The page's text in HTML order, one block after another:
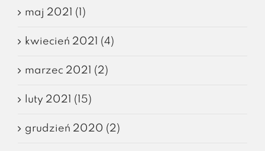
maj 2021 (1)
kwiecień 2021 (4)
marzec 2021 (2)
luty 2021 (15)
grudzień 2020 (2)